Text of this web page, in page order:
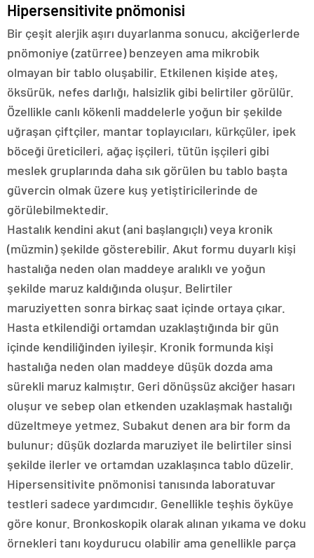
Hipersensitivite pnömonisi
Bir çeşit alerjik aşırı duyarlanma sonucu, akciğerlerde
pnömoniye (zatürree) benzeyen ama mikrobik
olmayan bir tablo oluşabilir. Etkilenen kişide ateş,
öksürük, nefes darlığı, halsizlik gibi belirtiler görülür.
Özellikle canlı kökenli maddelerle yoğun bir şekilde
uğraşan çiftçiler, mantar toplayıcıları, kürkçüler, ipek
böceği üreticileri, ağaç işçileri, tütün işçileri gibi
meslek gruplarında daha sık görülen bu tablo başta
güvercin olmak üzere kuş yetiştiricilerinde de
görülebilmektedir.
Hastalık kendini akut (ani başlangıçlı) veya kronik
(müzmin) şekilde gösterebilir. Akut formu duyarlı kişi
hastalığa neden olan maddeye aralıklı ve yoğun
şekilde maruz kaldığında oluşur. Belirtiler
maruziyetten sonra birkaç saat içinde ortaya çıkar.
Hasta etkilendiği ortamdan uzaklaştığında bir gün
içinde kendiliğinden iyileşir. Kronik formunda kişi
hastalığa neden olan maddeye düşük dozda ama
sürekli maruz kalmıştır. Geri dönüşsüz akciğer hasarı
oluşur ve sebep olan etkenden uzaklaşmak hastalığı
düzeltmeye yetmez. Subakut denen ara bir form da
bulunur; düşük dozlarda maruziyet ile belirtiler sinsi
şekilde ilerler ve ortamdan uzaklaşınca tablo düzelir.
Hipersensitivite pnömonisi tanısında laboratuvar
testleri sadece yardımcıdır. Genellikle teşhis öyküye
göre konur. Bronkoskopik olarak alınan yıkama ve doku
örnekleri tanı koydurucu olabilir ama genellikle parça